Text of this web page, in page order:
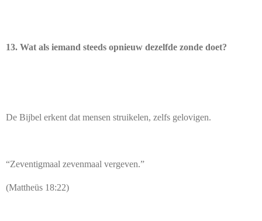
13. Wat als iemand steeds opnieuw dezelfde zonde doet?
De Bijbel erkent dat mensen struikelen, zelfs gelovigen.
“Zeventigmaal zevenmaal vergeven.”
(Mattheüs 18:22)